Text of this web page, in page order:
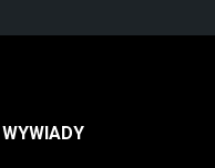
WYWIADY